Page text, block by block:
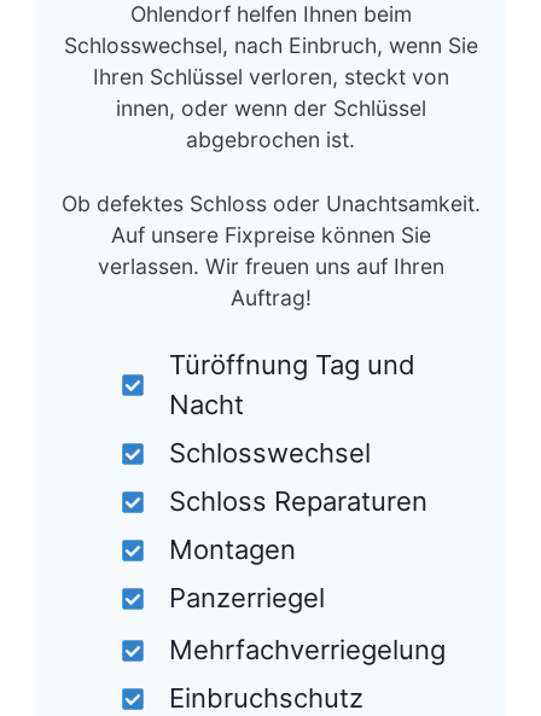
Ohlendorf helfen Ihnen beim
Schlosswechsel, nach Einbruch, wenn Sie
Ihren Schlüssel verloren, steckt von
innen, oder wenn der Schlüssel
abgebrochen ist.
Ob defektes Schloss oder Unachtsamkeit.
Auf unsere Fixpreise können Sie
verlassen. Wir freuen uns auf Ihren
Auftrag!
Türöffnung Tag und
Nacht
Schlosswechsel
Schloss Reparaturen
Montagen
Panzerriegel
Mehrfachverriegelung
Einbruchschutz